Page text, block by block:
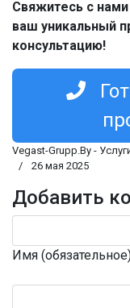
Свяжитесь с
ваш уникальный
консультацию!
Vegast-Grupp.By -
26 мая 2025
Добавить
Имя